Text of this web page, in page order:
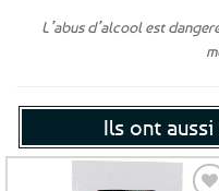
L’abus d’alcool est
Ils ont